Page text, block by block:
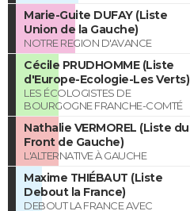
Marie-Guite DUFAY (Liste
Union de la Gauche)
NOTRE REGION D'AVANCE
Cécile PRUDHOMME (Liste
d'Europe-Ecologie-Les Verts)
LES ÉCOLOGISTES DE
BOURGOGNE FRANCHE-COMTÉ
Nathalie VERMOREL (Liste du
Front de Gauche)
L'ALTERNATIVE À GAUCHE
Maxime THIÉBAUT (Liste
Debout la France)
DEBOUT LA FRANCE AVEC